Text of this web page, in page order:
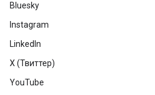
Bluesky
Instagram
LinkedIn
X (Твиттер)
YouTube